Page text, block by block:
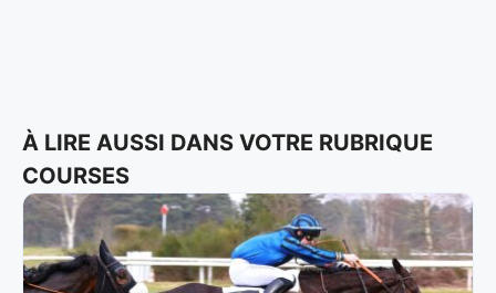
À LIRE AUSSI DANS VOTRE RUBRIQUE
COURSES